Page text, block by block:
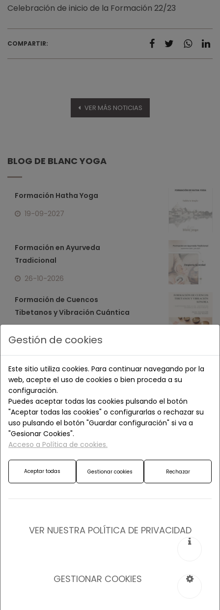
Celebración de inicio de la Formación 22/23
COMPARTIR:
VER MÁS NOTICIAS
BLOG DE BLANC YOGA
Formación Hatha Yoga
19-09-2027
Formación en Ayurveda
Tradicional
26-10-2026
Formación de Cuencos
Tibetanos y Vibración Cuántica
12-09-2026
Círculo de mujeres
21-06-2026
Gestión de cookies
Este sitio utiliza cookies. Para continuar navegando por la
web, acepte el uso de cookies o bien proceda a su
configuración.
Puedes aceptar todas las cookies pulsando el botón
"Aceptar todas las cookies" o configurarlas o rechazar su
uso pulsando el botón "Guardar configuración" si va a
"Gesionar Cookies".
Acceso a Política de cookies.
Aceptar todas Gestionar cookies Rechazar
VER NUESTRA POLÍTICA DE PRIVACIDAD
GESTIONAR COOKIES